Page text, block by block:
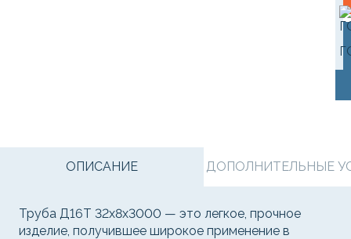
ОПИСАНИЕ ДОПОЛНИТЕЛЬНЫЕ
Труба Д16Т 32х8х3000 — это легкое, прочное
изделие, получившее широкое применение в